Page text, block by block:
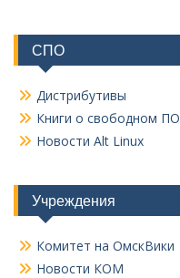
СПО
Дистрибутивы
Книги о свободном ПО
Новости Alt Linux
Учреждения
Комитет на ОмскВики
Новости КОМ